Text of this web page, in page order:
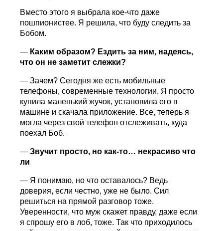
Вместо этого я выбрала кое-что даже
пошпионистее. Я решила, что буду следить за
Бобом.
— Каким образом? Ездить за ним, надеясь,
что он не заметит слежки?
— Зачем? Сегодня же есть мобильные
телефоны, современные технологии. Я просто
купила маленький жучок, установила его в
машине и скачала приложение. Все, теперь я
могла через свой телефон отслеживать, куда
поехал Боб.
—Звучит просто, но как-то… некрасиво что
ли
— Я понимаю, но что оставалось? Ведь
доверия, если честно, уже не было. Сил
решиться на прямой разговор тоже.
Уверенности, что муж скажет правду, даже если
я спрошу его в лоб, тоже. Так что приходилось